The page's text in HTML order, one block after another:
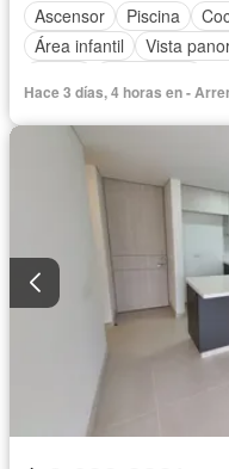
Ascensor
Piscina
Área infantil
Vista
Hace 3 días, 4 horas en -